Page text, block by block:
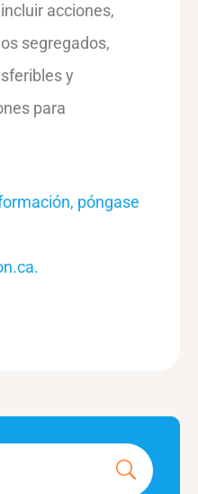
acciones,
segregados,
y
para
póngase